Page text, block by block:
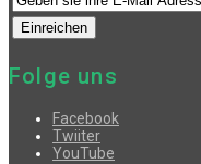
Folge uns
Facebook
Twiiter
YouTube